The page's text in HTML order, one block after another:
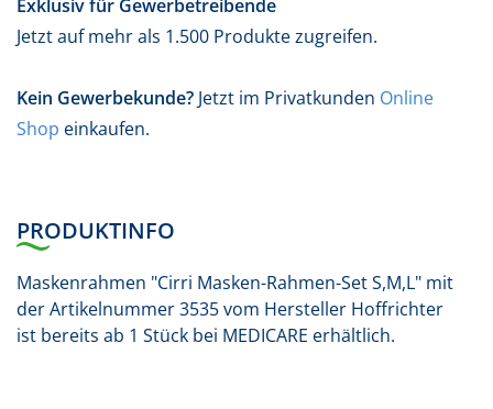
Exklusiv für Gewerbetreibende
Jetzt auf mehr als 1.500 Produkte zugreifen.
Kein Gewerbekunde? Jetzt im Privatkunden Online
Shop einkaufen.
PRODUKTINFO
Maskenrahmen "Cirri Masken-Rahmen-Set S,M,L" mit
der Artikelnummer 3535 vom Hersteller Hoffrichter
ist bereits ab 1 Stück bei MEDICARE erhältlich.